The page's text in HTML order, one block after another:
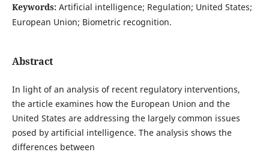
Keywords: Artificial intelligence; Regulation; United States;
European Union; Biometric recognition.
Abstract
In light of an analysis of recent regulatory interventions,
the article examines how the European Union and the
United States are addressing the largely common issues
posed by artificial intelligence. The analysis shows the
differences between